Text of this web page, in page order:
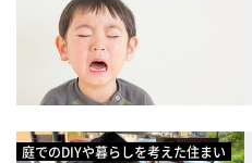
庭でのDIYや暮らしを考えた住まい